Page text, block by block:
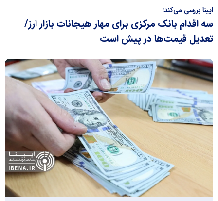
ایبنا بررسی می‌کند؛
سه اقدام بانک مرکزی برای مهار هیجانات بازار ارز/
تعدیل قیمت‌ها در پیش است